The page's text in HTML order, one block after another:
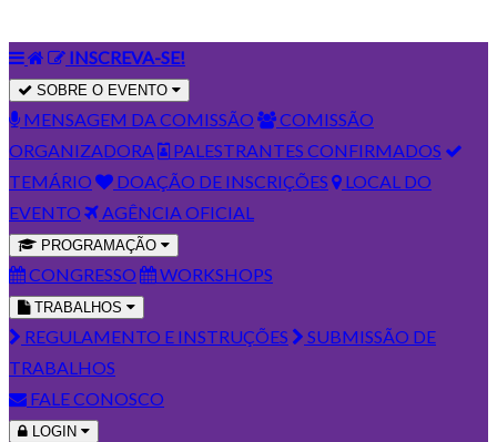
INSCREVA-SE!
SOBRE O EVENTO
MENSAGEM DA COMISSÃO
COMISSÃO
ORGANIZADORA
PALESTRANTES CONFIRMADOS
TEMÁRIO
DOAÇÃO DE INSCRIÇÕES
LOCAL DO
EVENTO
AGÊNCIA OFICIAL
PROGRAMAÇÃO
CONGRESSO WORKSHOPS
TRABALHOS
REGULAMENTO E INSTRUÇÕES
SUBMISSÃO DE
TRABALHOS
FALE CONOSCO
LOGIN